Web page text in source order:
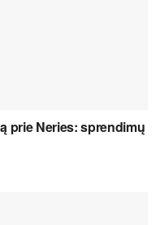
prie Neries: sprendimų